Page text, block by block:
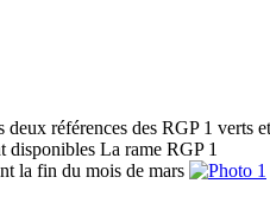
références des RGP 1 verts et
disponibles La rame RGP 1
la fin du mois de mars